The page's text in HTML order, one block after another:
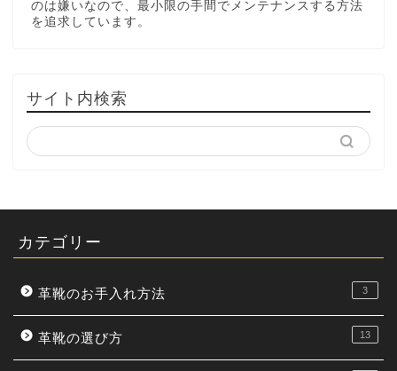
のは嫌いなので、最小限の手間でメンテナンスする方法
を追求しています。
サイト内検索
カテゴリー
革靴のお手入れ方法 3
革靴の選び方 13